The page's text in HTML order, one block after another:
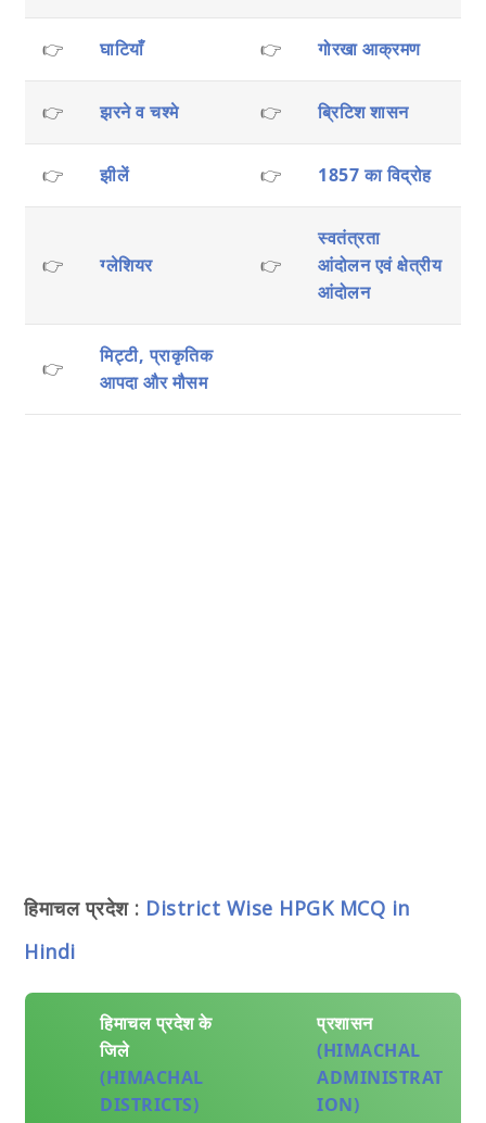
👉 घाटियाँ 👉 गोरखा आक्रमण
👉 झरने व चश्मे 👉 ब्रिटिश शासन
👉 झीलें 👉 1857 का विद्रोह
👉 ग्लेशियर 👉
स्वतंत्रता
आंदोलन एवं क्षेत्रीय
आंदोलन
👉
मिट्टी, प्राकृतिक
आपदा और मौसम
हिमाचल प्रदेश : District Wise HPGK MCQ in
Hindi
हिमाचल प्रदेश के
जिले
(HIMACHAL
DISTRICTS)
प्रशासन
(HIMACHAL
ADMINISTRAT
ION)